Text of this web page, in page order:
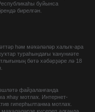
буйынса
бирелгән.
һәм мәҡәләләр халыҡ-ара
тураһындағы ҡануниәте
бөтә хәбәрҙәре лә 18
файҙаланғанда
яһау мотлаҡ. Интернет-
гиперһылтанма мотлаҡ.